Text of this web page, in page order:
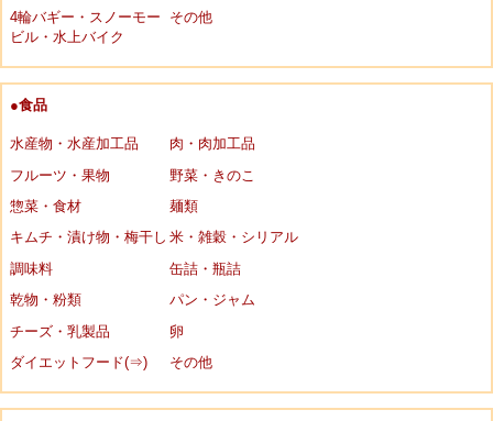
4輪バギー・スノーモー
ビル・水上バイク
その他
●食品
水産物・水産加工品
肉・肉加工品
フルーツ・果物
野菜・きのこ
惣菜・食材
麺類
キムチ・漬け物・梅干し 米・雑穀・シリアル
調味料
缶詰・瓶詰
乾物・粉類
パン・ジャム
チーズ・乳製品
卵
ダイエットフード(⇒)
その他